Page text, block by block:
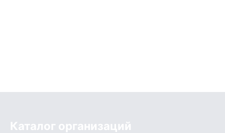
Каталог организаций